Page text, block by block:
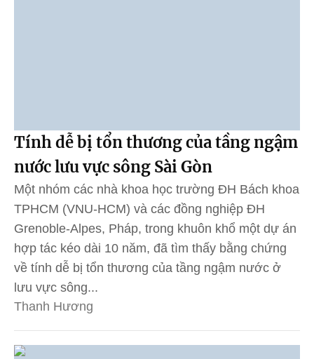
Tính dễ bị tổn thương của tầng ngậm
nước lưu vực sông Sài Gòn
Một nhóm các nhà khoa học trường ĐH Bách khoa
TPHCM (VNU-HCM) và các đồng nghiệp ĐH
Grenoble-Alpes, Pháp, trong khuôn khổ một dự án
hợp tác kéo dài 10 năm, đã tìm thấy bằng chứng
về tính dễ bị tổn thương của tầng ngậm nước ở
lưu vực sông...
Thanh Hương